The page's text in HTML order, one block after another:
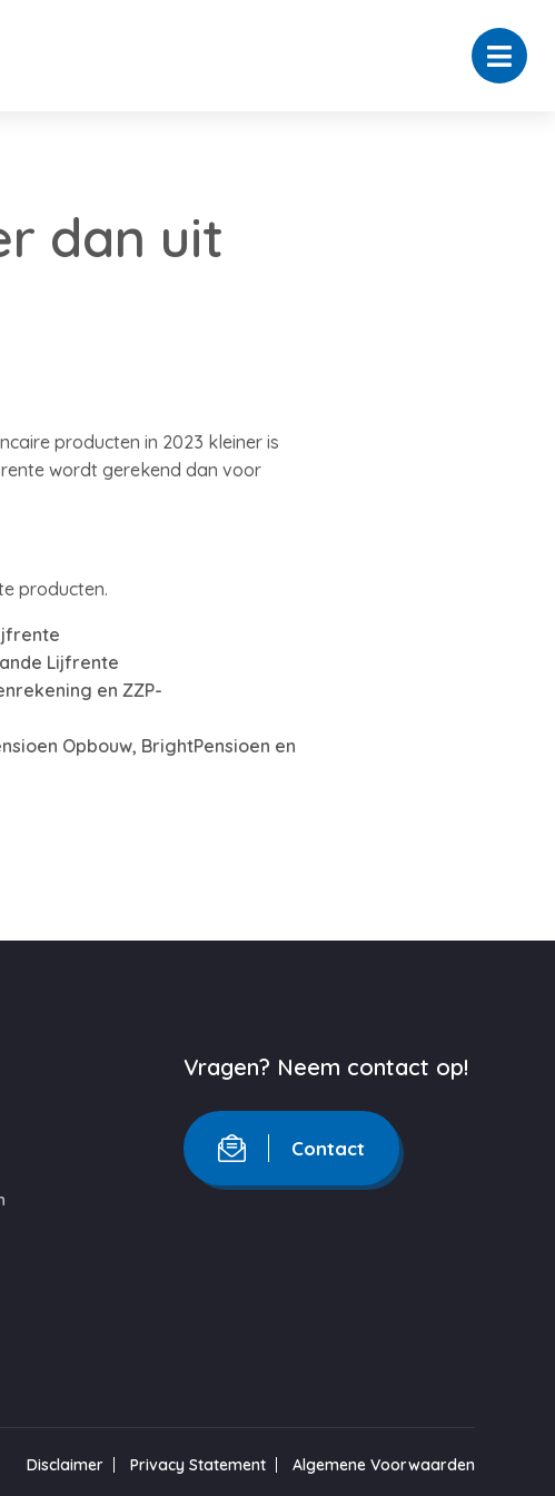
dan uit
producten in 2023 kleiner is
wordt gerekend dan voor
producten.
Lijfrente
en ZZP-
Opbouw, BrightPensioen en
Vragen? Neem contact op!
Contact
Disclaimer Privacy Statement Algemene Voorwaarden